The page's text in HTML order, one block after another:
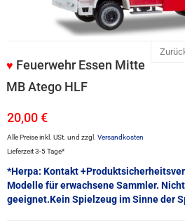
♥ Feuerwehr Essen Mitte
MB Atego HLF
20,00 €
Alle Preise inkl. USt. und zzgl. Versandkosten
Lieferzeit 3-5 Tage*
*Herpa: Kontakt
Modelle für erwachsene Sammler.
geeignet.Kein Spielzeug im Sinne der